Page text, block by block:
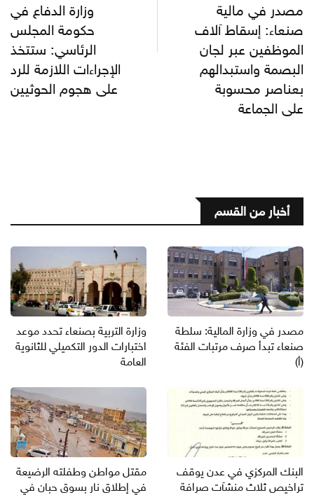
مصدر في مالية
صنعاء: إسقاط آلاف
الموظفين عبر لجان
البصمة واستبدالهم
بعناصر محسوبة
على الجماعة
وزارة الدفاع في
حكومة المجلس
الرئاسي: ستتخذ
الإجراءات اللازمة للرد
على هجوم الحوثيين
أخبار من القسم
مصدر في وزارة المالية: سلطة
صنعاء تبدأ صرف مرتبات الفئة
(أ)
وزارة التربية بصنعاء تحدد موعد
اختبارات الدور التكميلي للثانوية
العامة
البنك المركزي في عدن يوقف
تراخيص ثلاث منشآت صرافة
مقتل مواطن وطفلته الرضيعة
في إطلاق نار بسوق حبان في